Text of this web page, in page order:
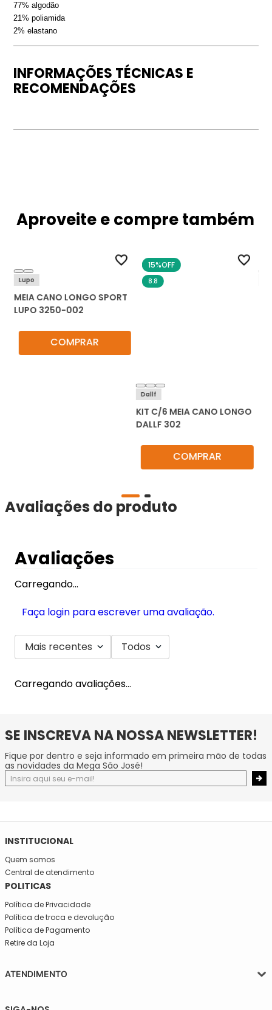
77% algodão
21% poliamida
2% elastano
INFORMAÇÕES TÉCNICAS E
RECOMENDAÇÕES
Aproveite e compre também
Lupo
MEIA CANO LONGO SPORT
LUPO 3250-002
COMPRAR
15%OFF
8.8
Dallf
KIT C/6 MEIA CANO LONGO
DALLF 302
COMPRAR
Avaliações do produto
Avaliações
Carregando…
Faça login para escrever uma avaliação.
Mais recentes Todos
Carregando avaliações…
SE INSCREVA NA NOSSA NEWSLETTER!
Fique por dentro e seja informado em primeira mão de todas
as novidades da Mega São José!
INSTITUCIONAL
Quem somos
Central de atendimento
POLITICAS
Política de Privacidade
Política de troca e devolução
Política de Pagamento
Retire da Loja
ATENDIMENTO